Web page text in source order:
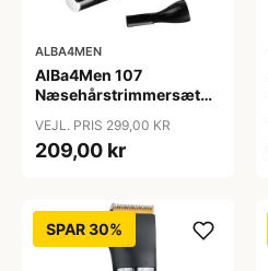
ALBA4MEN
AlBa4Men 107
Næsehårstrimmersæt
VEJL. PRIS 299,00 KR
209,00 kr
SPAR 30%